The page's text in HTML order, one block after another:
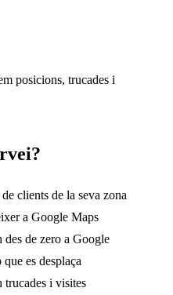
posicions, trucades i
clients de la seva zona
a Google Maps
des de zero a Google
es desplaça
trucades i visites